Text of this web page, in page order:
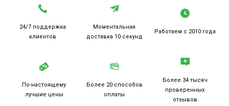
24/7 поддержка
клиентов
Моментальная
доставка 10 секунд
Работаем с 2010 года
По-настоящему
лучшие цены
Более 20 способов
оплаты
Более 34 тысяч
проверенных
отзывов